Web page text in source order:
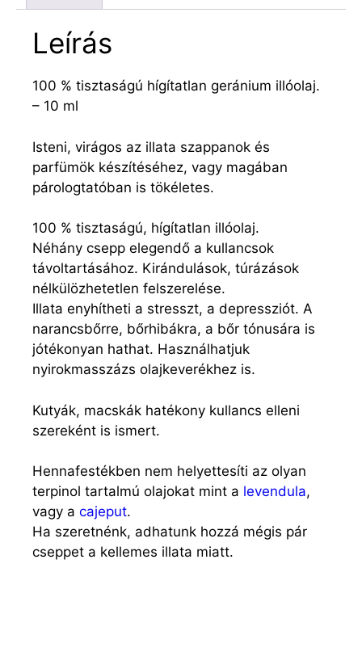
Leírás
100 % tisztaságú hígítatlan geránium illóolaj.
– 10 ml
Isteni, virágos az illata szappanok és
parfümök készítéséhez, vagy magában
párologtatóban is tökéletes.
100 % tisztaságú, hígítatlan illóolaj.
Néhány csepp elegendő a kullancsok
távoltartásához. Kirándulások, túrázások
nélkülözhetetlen felszerelése.
Illata enyhítheti a stresszt, a depressziót. A
narancsbőrre, bőrhibákra, a bőr tónusára is
jótékonyan hathat. Használhatjuk
nyirokmasszázs olajkeverékhez is.
Kutyák, macskák hatékony kullancs elleni
szereként is ismert.
Hennafestékben nem helyettesíti az olyan
terpinol tartalmú olajokat mint a levendula,
vagy a cajeput.
Ha szeretnénk, adhatunk hozzá mégis pár
cseppet a kellemes illata miatt.